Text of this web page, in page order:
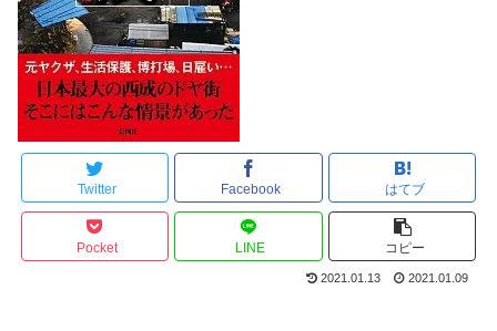
Twitter Facebook はてブ
Pocket LINE コピー
2021.01.13 2021.01.09